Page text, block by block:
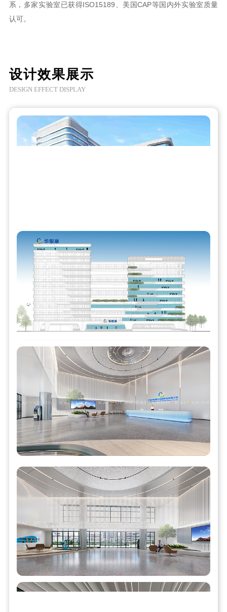
系，多家实验室已获得ISO15189、美国CAP等国内外实验室质量
认可。
设计效果展示
DESIGN EFFECT DISPLAY